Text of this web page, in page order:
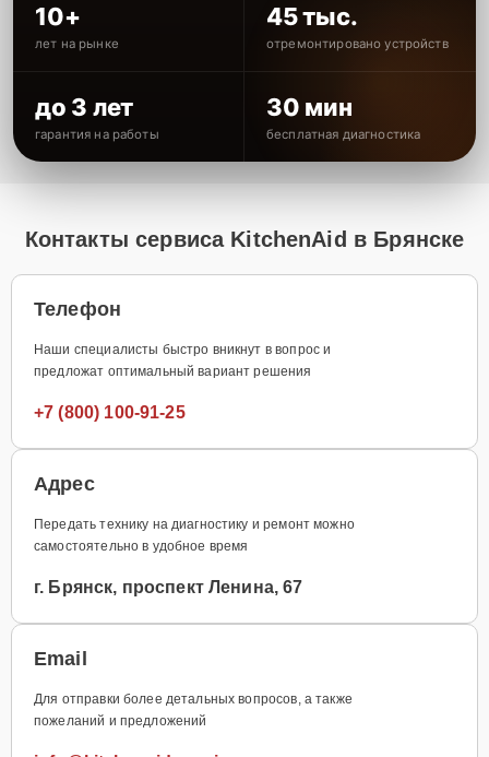
10+
лет на рынке
45 тыс.
отремонтировано устройств
до 3 лет
гарантия на работы
30 мин
бесплатная диагностика
Контакты сервиса KitchenAid в Брянске
Телефон
Наши специалисты быстро вникнут в вопрос и
предложат оптимальный вариант решения
+7 (800) 100-91-25
Адрес
Передать технику на диагностику и ремонт можно
самостоятельно в удобное время
г. Брянск, проспект Ленина, 67
Email
Для отправки более детальных вопросов, а также
пожеланий и предложений